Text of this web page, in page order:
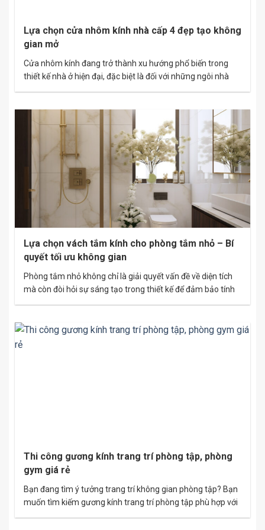
Lựa chọn cửa nhôm kính nhà cấp 4 đẹp tạo không
gian mở
Cửa nhôm kính đang trở thành xu hướng phổ biến trong
thiết kế nhà ở hiện đại, đặc biệt là đối với những ngôi nhà
cấp 4. Không chỉ mang lại vẻ đẹp thẩm mỹ, cửa nhôm kính
nhiên. Bài viết này sẽ…
Lựa chọn vách tắm kính cho phòng tắm nhỏ – Bí
quyết tối ưu không gian
Phòng tắm nhỏ không chỉ là giải quyết vấn đề về diện tích
mà còn đòi hỏi sự sáng tạo trong thiết kế để đảm bảo tính
tiện nghi và thẩm mỹ. Vách tắm kính chính là giải pháp
tối ưu diện tích….
Thi công gương kính trang trí phòng tập, phòng
gym giá rẻ
Bạn đang tìm ý tưởng trang trí không gian phòng tập? Bạn
muốn tìm kiếm gương kính trang trí phòng tập phù hợp với
ngân sách? Hãy khám phá ngay những ý tưởng gương